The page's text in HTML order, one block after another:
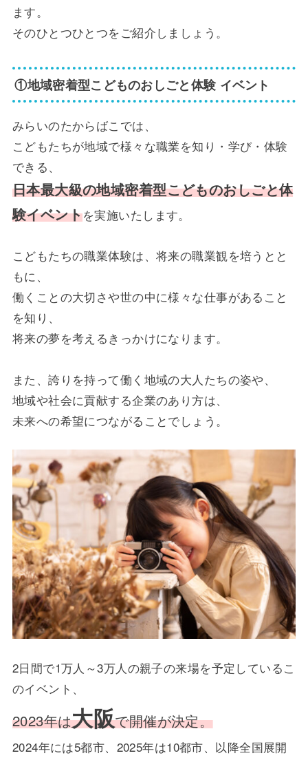
ます。
そのひとつひとつをご紹介しましょう。
①地域密着型こどものおしごと体験 イベント
みらいのたからばこでは、
こどもたちが地域で様々な職業を知り・学び・体験
できる、
日本最大級の地域密着型こどものおしごと体
験イベントを実施いたします。
こどもたちの職業体験は、将来の職業観を培うとと
もに、
働くことの大切さや世の中に様々な仕事があること
を知り、
将来の夢を考えるきっかけになります。
また、誇りを持って働く地域の大人たちの姿や、
地域や社会に貢献する企業のあり方は、
未来への希望につながることでしょう。
2日間で1万人～3万人の親子の来場を予定しているこ
のイベント、
2023年は大阪で開催が決定。
2024年には5都市、2025年は10都市、以降全国展開